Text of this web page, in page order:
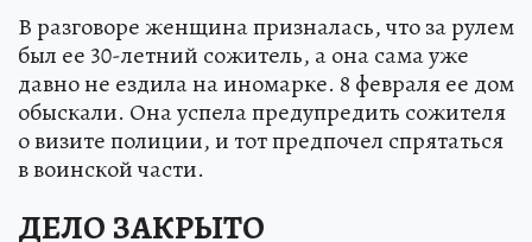
В разговоре женщина призналась, что за рулем
был ее 30-летний сожитель, а она сама уже
давно не ездила на иномарке. 8 февраля ее дом
обыскали. Она успела предупредить сожителя
о визите полиции, и тот предпочел спрятаться
в воинской части.
ДЕЛО ЗАКРЫТО